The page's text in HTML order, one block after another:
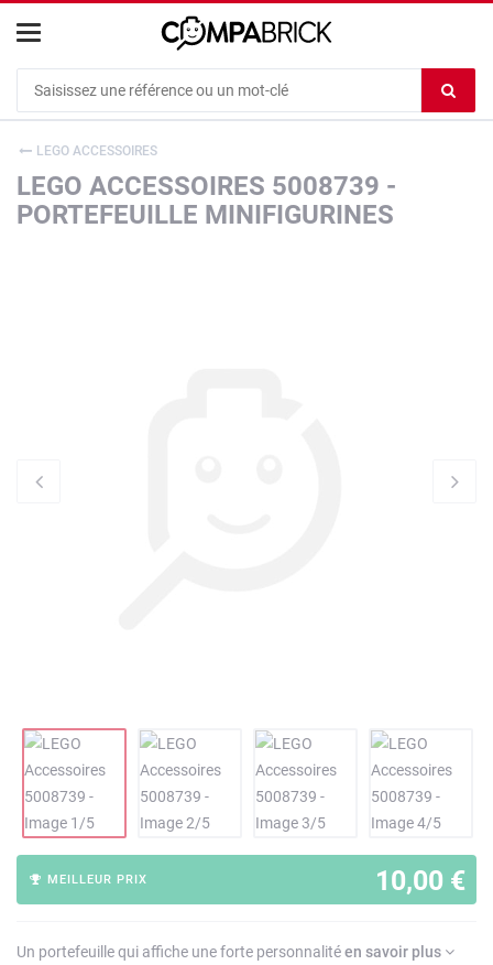
le
LEGO ACCESSOIRES
LEGO ACCESSOIRES 5008739 -
PORTEFEUILLE MINIFIGURINES
10,00 €
MEILLEUR PRIX
Un portefeuille qui affiche une forte personnalitéen savoir plus
Cookies management panel